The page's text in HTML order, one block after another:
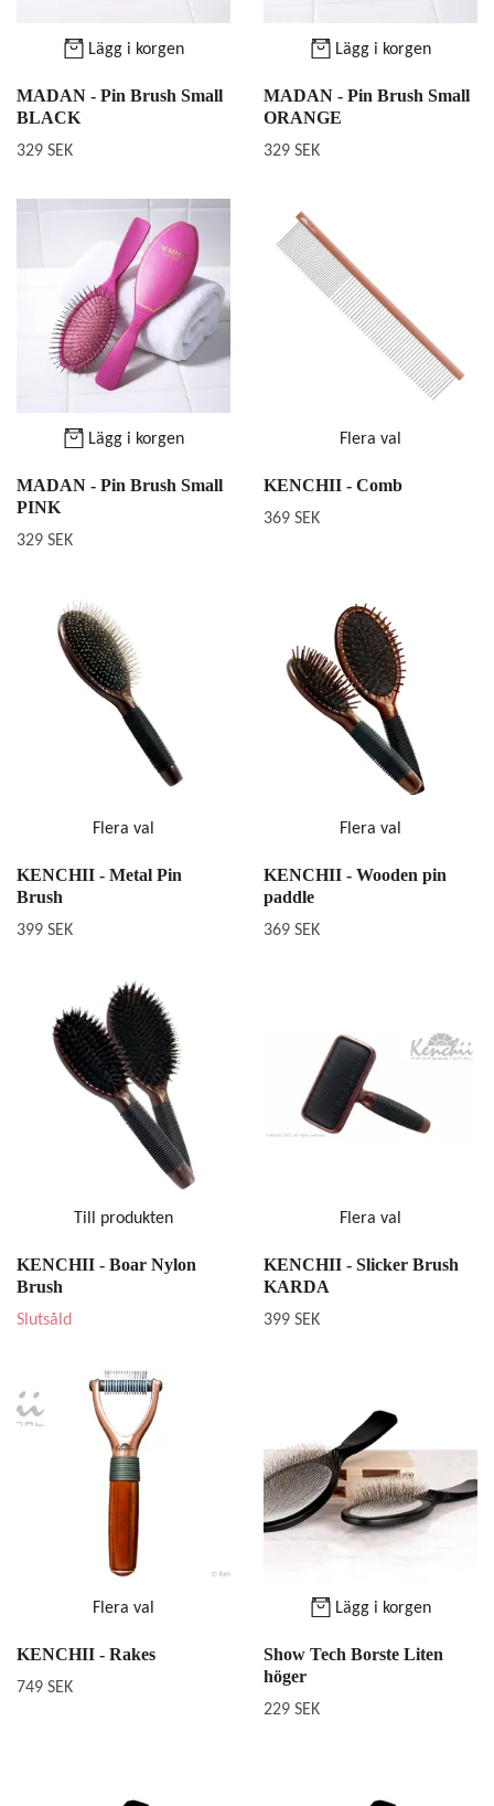
Lägg i korgen
MADAN - Pin Brush Small
BLACK
329 SEK
Lägg i korgen
MADAN - Pin Brush Small
ORANGE
329 SEK
Lägg i korgen
MADAN - Pin Brush Small
PINK
329 SEK
Flera val
KENCHII - Comb
369 SEK
Flera val
KENCHII - Metal Pin
Brush
399 SEK
Flera val
KENCHII - Wooden pin
paddle
369 SEK
Till produkten
KENCHII - Boar Nylon
Brush
Slutsåld
Flera val
KENCHII - Slicker Brush
KARDA
399 SEK
Flera val
KENCHII - Rakes
749 SEK
Lägg i korgen
Show Tech Borste Liten
höger
229 SEK